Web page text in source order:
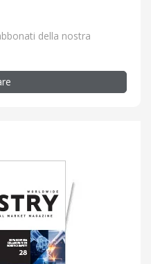
della nostra